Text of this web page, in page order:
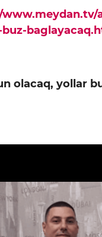
olacaq, yollar